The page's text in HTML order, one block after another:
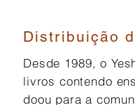
Desde 1989, o
livros contendo
doou para a